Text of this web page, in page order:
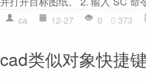
ca 12-27 0 373
cad类似对象快捷键